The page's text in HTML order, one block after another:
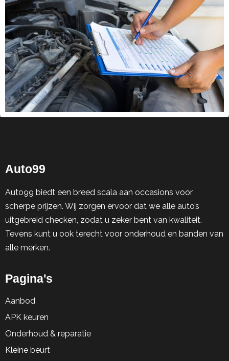
Auto99
Auto99 biedt een breed scala aan occasions voor
scherpe prijzen. Wij zorgen ervoor dat we alle auto’s
uitgebreid checken, zodat u zeker bent van kwaliteit.
Tevens kunt u ook terecht voor onderhoud en banden van
alle merken.
Pagina's
Aanbod
APK keuren
Onderhoud & reparatie
Kleine beurt